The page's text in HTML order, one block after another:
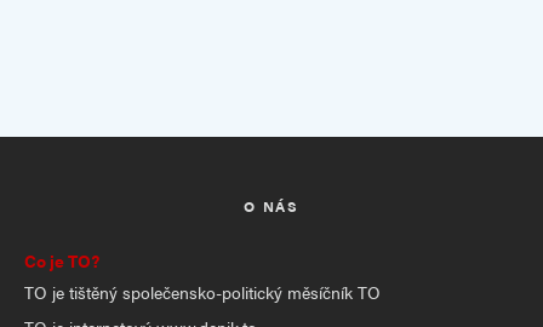
O NÁS
Co je TO?
TO je tištěný společensko-politický měsíčník TO